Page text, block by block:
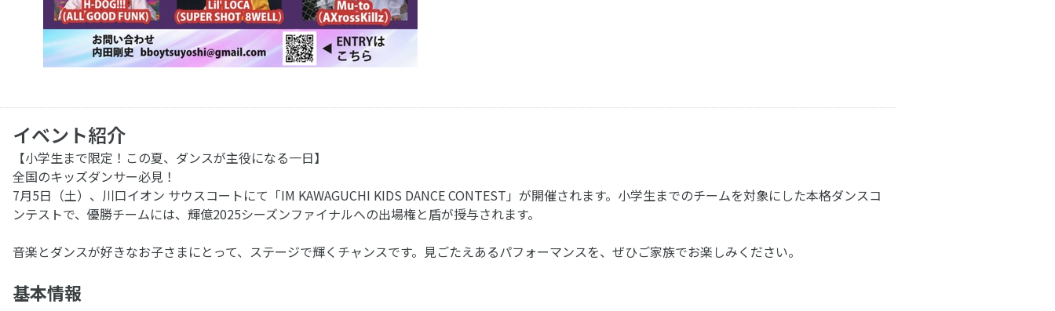
イベント紹介
【小学生まで限定！この夏、ダンスが主役になる一日】
全国のキッズダンサー必見！
7月5日（土）、川口イオン サウスコートにて「IM KAWAGUCHI KIDS DANCE CONTEST」が開催されます。小学生までのチームを対象にした本格ダンスコ
ンテストで、優勝チームには、輝億2025シーズンファイナルへの出場権と盾が授与されます。
音楽とダンスが好きなお子さまにとって、ステージで輝くチャンスです。見ごたえあるパフォーマンスを、ぜひご家族でお楽しみください。
基本情報